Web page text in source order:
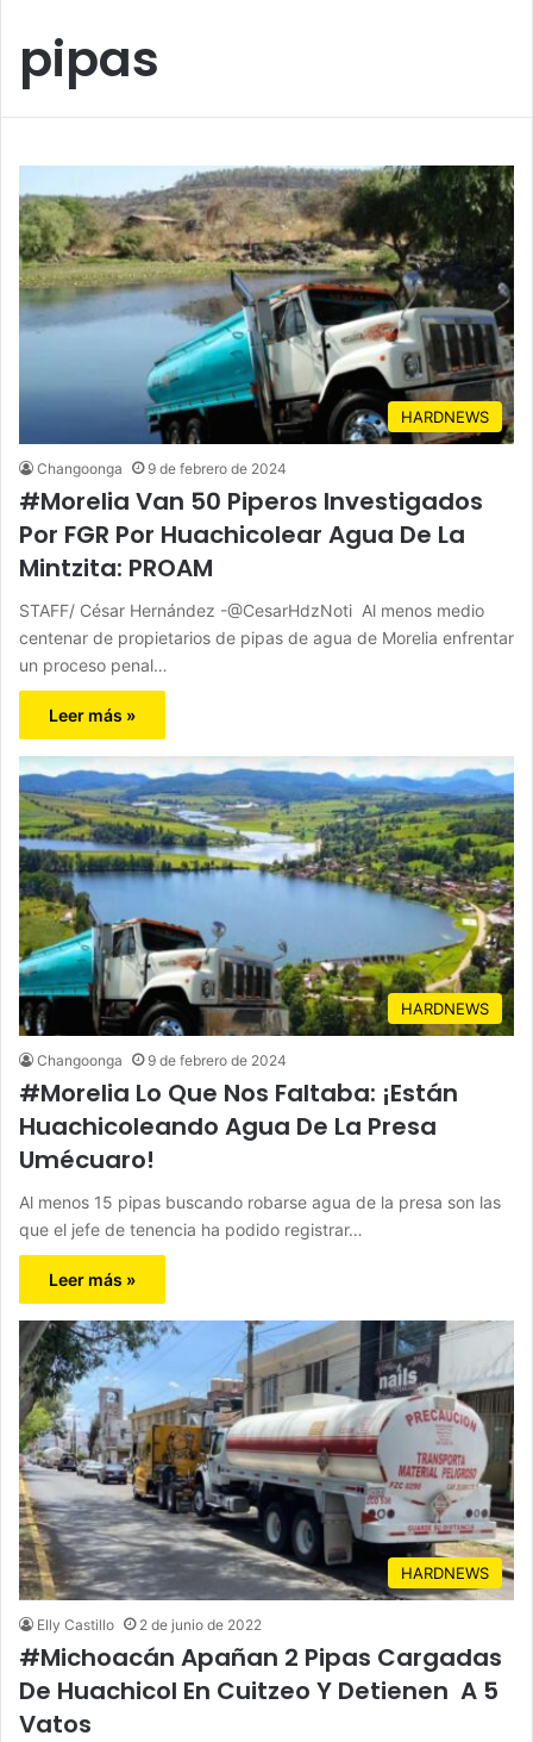
pipas
HARDNEWS
Changoonga 9 de febrero de 2024
#Morelia Van 50 Piperos Investigados
Por FGR Por Huachicolear Agua De La
Mintzita: PROAM
STAFF/ César Hernández -@CesarHdzNoti Al menos medio
centenar de propietarios de pipas de agua de Morelia enfrentar
un proceso penal…
Leer más »
HARDNEWS
Changoonga 9 de febrero de 2024
#Morelia Lo Que Nos Faltaba: ¡Están
Huachicoleando Agua De La Presa
Umécuaro!
Al menos 15 pipas buscando robarse agua de la presa son las
que el jefe de tenencia ha podido registrar…
Leer más »
HARDNEWS
Elly Castillo 2 de junio de 2022
#Michoacán Apañan 2 Pipas Cargadas
De Huachicol En Cuitzeo Y Detienen A 5
Vatos